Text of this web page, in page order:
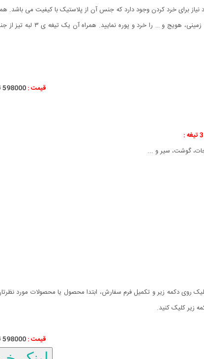
نیاز برای خرد کردن وجود دارد که جنس آن از پلاستیک با کیفیت می باشد.
استفاده کنید و با
قیمت :598000 تومان
گوشت، سیر و ...
روی دکمه زیر و تکمیل فرم سفارش، ابتدا محصول یا محصولات مورد
زیر کلیک کنید.
قیمت :598000 تومان